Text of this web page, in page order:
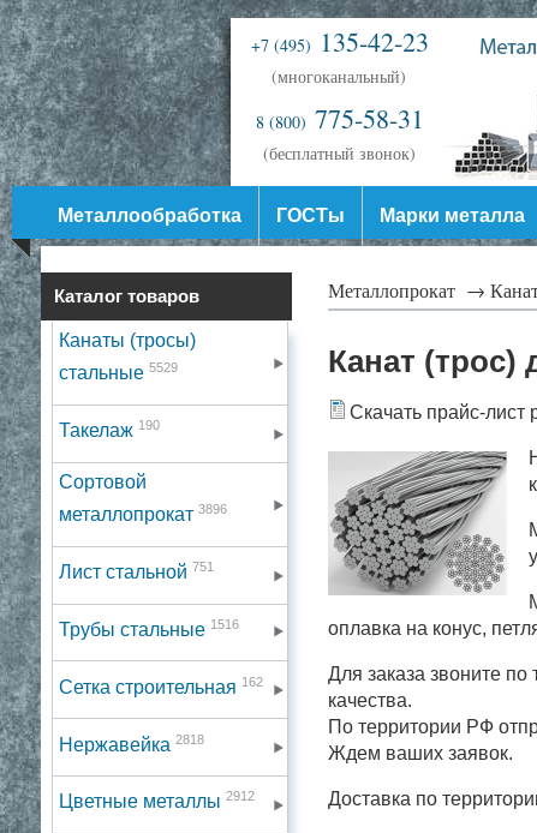
+7 (495) 135-42-23
(многоканальный)
8 (800) 775-58-31
(бесплатный звонок)
Металлообработка ГОСТы Марки металла
Каталог товаров
Канаты (тросы)
стальные 5529
Такелаж 190
Сортовой
металлопрокат 3896
Лист стальной 751
Трубы стальные 1516
Сетка строительная 162
Нержавейка 2818
Цветные металлы 2912
Металлопрокат →
Канат (трос)
Скачать прайс-лист
оплавка на конус,
Для заказа звоните
качества.
По территории РФ
Ждем ваших заявок.
Доставка по